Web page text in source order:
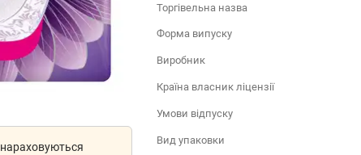
Торгівельна назва
Форма випуску
Виробник
Країна власник ліцензії
Умови відпуску
Вид упаковки